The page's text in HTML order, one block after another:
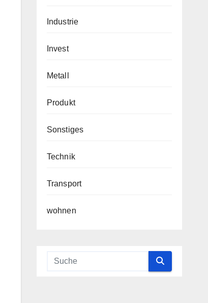
Industrie
Invest
Metall
Produkt
Sonstiges
Technik
Transport
wohnen